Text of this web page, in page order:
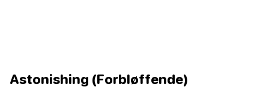
Astonishing (Forbløffende)